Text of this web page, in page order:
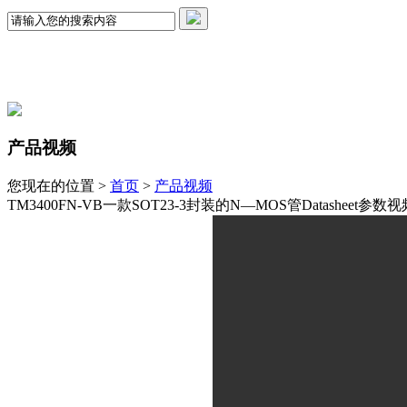
产品视频
您现在的位置 > 首页 > 产品视频
TM3400FN-VB一款SOT23-3封装的N—MOS管Datasheet参数视